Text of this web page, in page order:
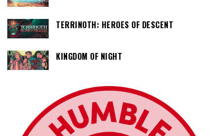
TERRINOTH: HEROES OF DESCENT
KINGDOM OF NIGHT